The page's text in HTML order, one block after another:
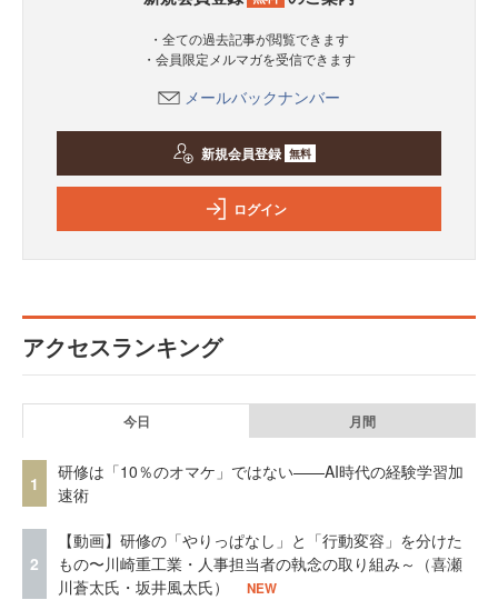
・全ての過去記事が閲覧できます
・会員限定メルマガを受信できます
メールバックナンバー
新規会員登録 無料
ログイン
アクセスランキング
今日 月間
1
研修は「10％のオマケ」ではない——AI時代の経験学習加
速術
2
【動画】研修の「やりっぱなし」と「行動変容」を分けた
もの〜川崎重工業・人事担当者の執念の取り組み～（喜瀬
川蒼太氏・坂井風太氏）
NEW